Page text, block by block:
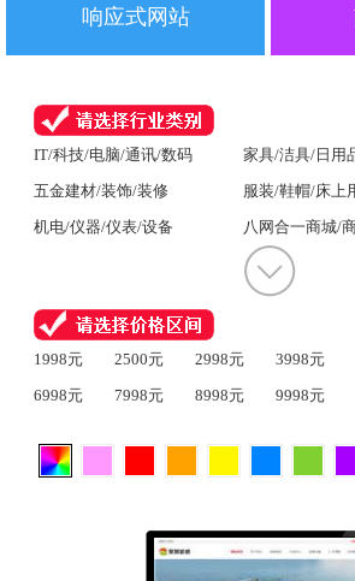
响应式网站
IT/科技/电脑/通讯/数码
家具/洁具/日用
五金建材/装饰/装修
服装/鞋帽/床上
机电/仪器/仪表/设备
八网合一商城/
1998元 2500元 2998元 3998元
6998元
7998元 8998元 9998元